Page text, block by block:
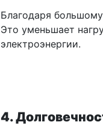
Благодаря
Это уменьшает
электроэнергии.
4.